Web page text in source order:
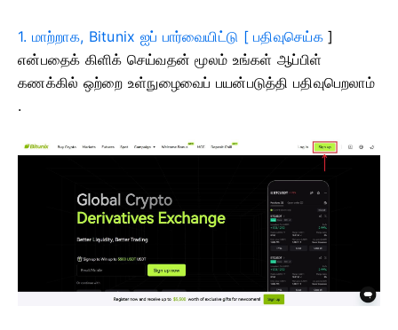
1. மாற்றாக, Bitunix ஐப் பார்வையிட்டு [பதிவுசெய்க]
என்பதைக் கிளிக் செய்வதன்மூலம் உங்கள் ஆப்பிள்
கணக்கில் ஒற்றை உள்நுழைவைப் பயன்படுத்தி பதிவுபெறலாம்
.